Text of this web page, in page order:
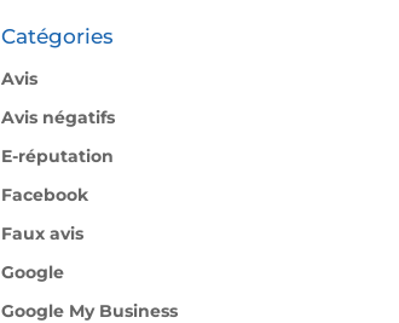
Catégories
Avis
Avis négatifs
E-réputation
Facebook
Faux avis
Google
Google My Business